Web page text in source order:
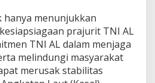
hanya menunjukkan
prajurit TNI AL
TNI AL dalam menjaga
melindungi masyarakat
merusak stabilitas